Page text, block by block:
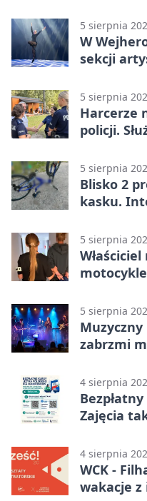
5 sierpnia
W
sekcji
5 sierpnia
Harcerze
policji.
5 sierpnia
Blisko 2
kasku.
5 sierpnia
5 sierpnia
zabrzmi
4 sierpnia
Zajęcia
4 sierpnia
WCK -
wakacje z